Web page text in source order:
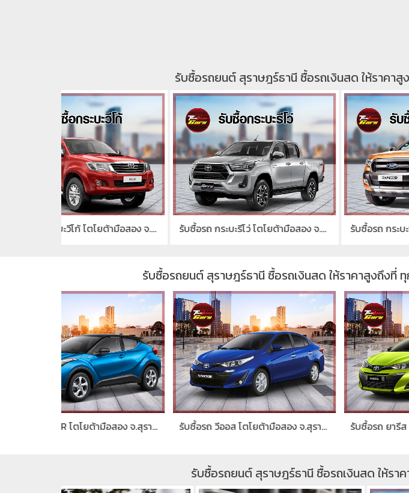
รับซื้อรถยนต์ สุราษฎร์ธานี ซื้อรถเงินสด ให้ราคา
รับซื้อรถ กระบะรีโว่ โตโยต้ามือสอง จ.สุราษฎร์ธานี รับซื้อรถ กระบะฟอร์ดเรนเจอร์ (Ford Ranger)มือสอง จ.สุราษฎร์ธานี
รับซื้อรถยนต์ สุราษฎร์ธานี ซื้อรถเงินสด ให้ราคาสูงถึงที่
รับซื้อรถ วีออส โตโยต้ามือสอง จ.สุราษฎร์ธานี รับซื้อรถ ยารีส โตโยต้ามือสอง จ.สุราษฎร์ธานี
รับซื้อรถยนต์ สุราษฎร์ธานี ซื้อรถเงินสด ให้ร